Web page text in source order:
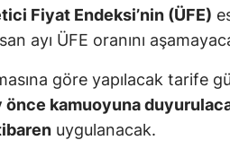
Fiyat Endeksi’nin (ÜFE)
ayı ÜFE oranını
göre yapılacak tarife
önce kamuoyuna
uygulanacak.